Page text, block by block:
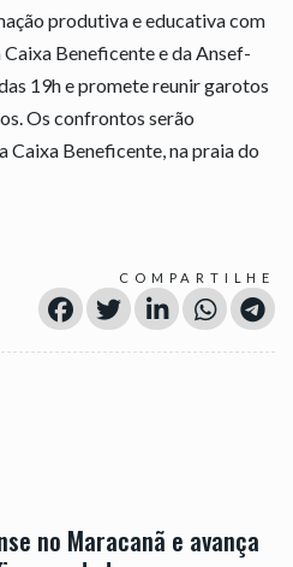
produtiva e educativa com
Beneficente e da Ansef-
19h e promete reunir garotos
Os confrontos serão
Caixa Beneficente, na praia do
COMPARTILHE
no Maracanã e avança